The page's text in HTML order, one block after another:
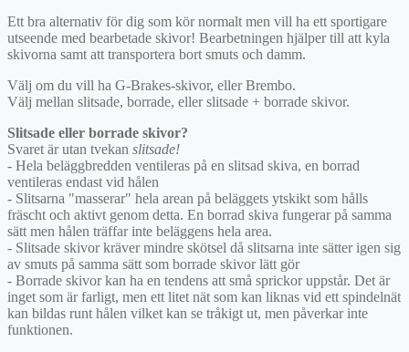
Ett bra alternativ för dig som kör normalt men vill ha ett sportigare
utseende med bearbetade skivor! Bearbetningen hjälper till att kyla
skivorna samt att transportera bort smuts och damm.
Välj om du vill ha G-Brakes-skivor, eller Brembo.
Välj mellan slitsade, borrade, eller slitsade + borrade skivor.
Slitsade eller borrade skivor?
Svaret är utan tvekan slitsade!
- Hela beläggbredden ventileras på en slitsad skiva, en borrad
ventileras endast vid hålen
- Slitsarna "masserar" hela arean på beläggets ytskikt som hålls
fräscht och aktivt genom detta. En borrad skiva fungerar på samma
sätt men hålen träffar inte beläggens hela area.
- Slitsade skivor kräver mindre skötsel då slitsarna inte sätter igen sig
av smuts på samma sätt som borrade skivor lätt gör
- Borrade skivor kan ha en tendens att små sprickor uppstår. Det är
inget som är farligt, men ett litet nät som kan liknas vid ett spindelnät
kan bildas runt hålen vilket kan se tråkigt ut, men påverkar inte
funktionen.